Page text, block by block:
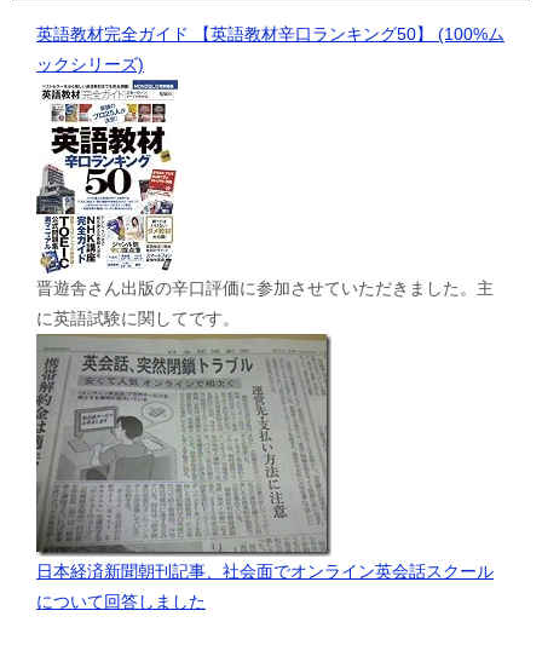
英語教材完全ガイド 【英語教材辛口ランキング50】 (100%ム
ックシリーズ)
晋遊舎さん出版の辛口評価に参加させていただきました。主
に英語試験に関してです。
日本経済新聞朝刊記事、社会面でオンライン英会話スクール
について回答しました